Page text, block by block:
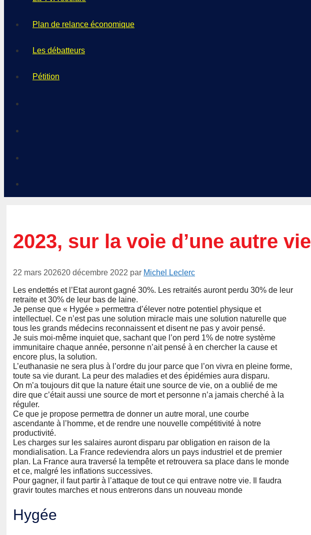
Plan de relance économique
Les débatteurs
Pétition
2023, sur la voie d’une autre vie
22 mars 202620 décembre 2022 par Michel Leclerc
Les endettés et l’Etat auront gagné 30%. Les retraités auront perdu 30% de leur
retraite et 30% de leur bas de laine.
Je pense que « Hygée » permettra d’élever notre potentiel physique et
intellectuel. Ce n’est pas une solution miracle mais une solution naturelle que
tous les grands médecins reconnaissent et disent ne pas y avoir pensé.
Je suis moi-même inquiet que, sachant que l’on perd 1% de notre système
immunitaire chaque année, personne n’ait pensé à en chercher la cause et
encore plus, la solution.
L’euthanasie ne sera plus à l’ordre du jour parce que l’on vivra en pleine forme,
toute sa vie durant. La peur des maladies et des épidémies aura disparu.
On m’a toujours dit que la nature était une source de vie, on a oublié de me
dire que c’était aussi une source de mort et personne n’a jamais cherché à la
réguler.
Ce que je propose permettra de donner un autre moral, une courbe
ascendante à l’homme, et de rendre une nouvelle compétitivité à notre
productivité.
Les charges sur les salaires auront disparu par obligation en raison de la
mondialisation. La France redeviendra alors un pays industriel et de premier
plan. La France aura traversé la tempête et retrouvera sa place dans le monde
et ce, malgré les inflations successives.
Pour gagner, il faut partir à l’attaque de tout ce qui entrave notre vie. Il faudra
gravir toutes marches et nous entrerons dans un nouveau monde
Hygée